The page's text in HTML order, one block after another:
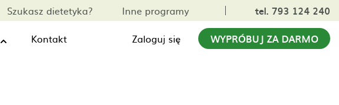
Szukasz dietetyka? Inne programy
tel. 793 124 240
Kontakt Zaloguj się WYPRÓBUJ ZA DARMO